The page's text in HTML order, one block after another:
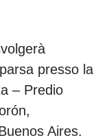
presso la
– Predio
Aires.